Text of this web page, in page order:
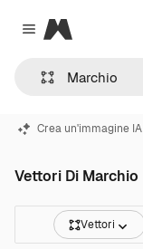
Close menu
Magnific
Crea un'immagine IA
Vettori Di Marchio
Vettori